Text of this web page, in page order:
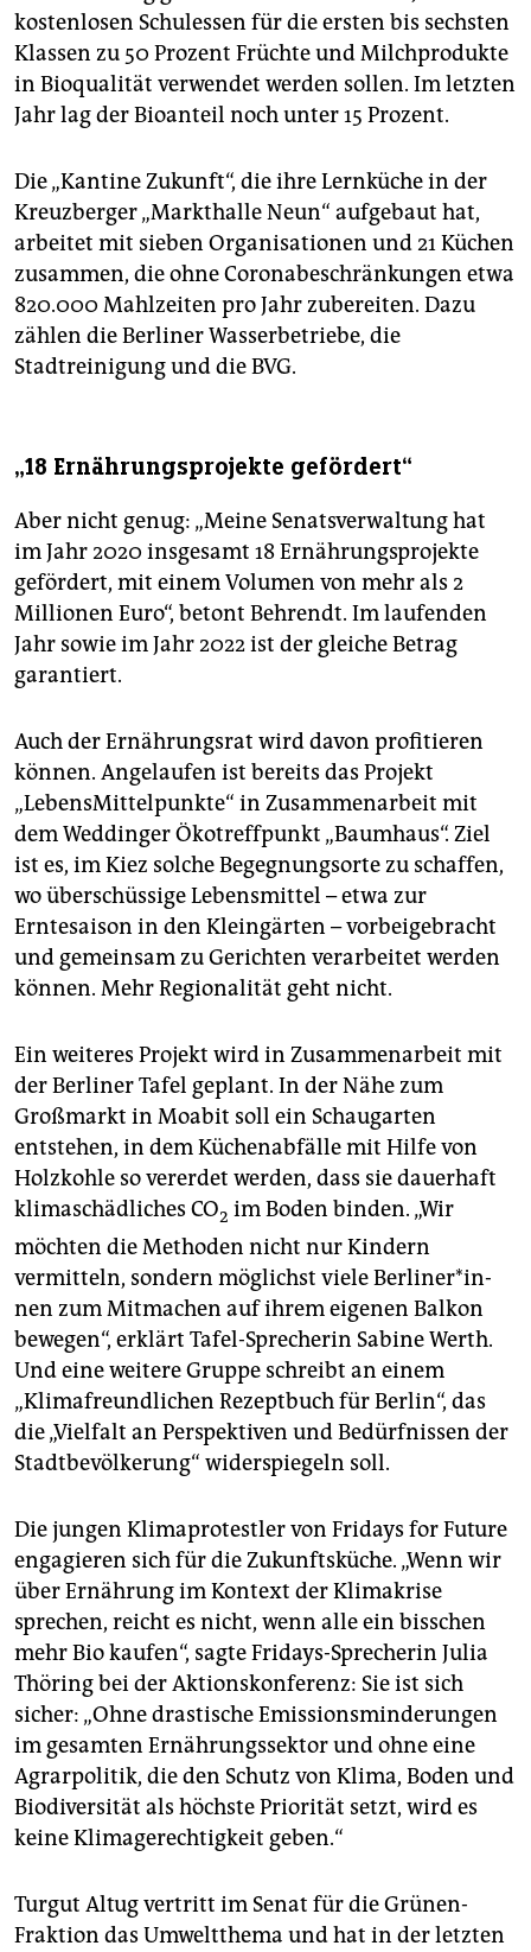
kostenlosen Schulessen für die ersten bis sechsten
Klassen zu 50 Prozent Früchte und Milchprodukte
in Bioqualität verwendet werden sollen. Im letzten
Jahr lag der Bioanteil noch unter 15 Prozent.
Die „Kantine Zukunft“, die ihre Lernküche in der
Kreuzberger „Markthalle Neun“ aufgebaut hat,
arbeitet mit sieben Organisationen und 21 Küchen
zusammen, die ohne Coronabeschränkungen etwa
820.000 Mahlzeiten pro Jahr zubereiten. Dazu
zählen die Berliner Wasserbetriebe, die
Stadtreinigung und die BVG.
„18 Ernährungsprojekte gefördert“
Aber nicht genug: „Meine Senatsverwaltung hat
im Jahr 2020 insgesamt 18 Ernährungsprojekte
gefördert, mit einem Volumen von mehr als 2
Millionen Euro“, betont Behrendt. Im laufenden
Jahr sowie im Jahr 2022 ist der gleiche Betrag
garantiert.
Auch der Ernährungsrat wird davon profitieren
können. Angelaufen ist bereits das Projekt
„LebensMittelpunkte“ in Zusammenarbeit mit
dem Weddinger Ökotreffpunkt „Baumhaus“. Ziel
ist es, im Kiez solche Begegnungsorte zu schaffen,
wo überschüssige Lebensmittel – etwa zur
Erntesaison in den Kleingärten – vorbeigebracht
und gemeinsam zu Gerichten verarbeitet werden
können. Mehr Regionalität geht nicht.
Ein weiteres Projekt wird in Zusammenarbeit mit
der Berliner Tafel geplant. In der Nähe zum
Großmarkt in Moabit soll ein Schaugarten
entstehen, in dem Küchenabfälle mit Hilfe von
Holzkohle so vererdet werden, dass sie dauerhaft
klimaschädliches CO2 im Boden binden. „Wir
möchten die Methoden nicht nur Kindern
vermitteln, sondern möglichst viele Ber­li­ne­r*in­
nen zum Mitmachen auf ihrem eigenen Balkon
bewegen“, erklärt Tafel-Sprecherin Sabine Werth.
Und eine weitere Gruppe schreibt an einem
„Klimafreundlichen Rezeptbuch für Berlin“, das
die „Vielfalt an Perspektiven und Bedürfnissen der
Stadtbevölkerung“ widerspiegeln soll.
Die jungen Klimaprotestler von Fridays for Future
engagieren sich für die Zukunftsküche. „Wenn wir
über Ernährung im Kontext der Klimakrise
sprechen, reicht es nicht, wenn alle ein bisschen
mehr Bio kaufen“, sagte Fridays-Sprecherin Julia
Thöring bei der Aktionskonferenz: Sie ist sich
sicher: „Ohne drastische Emissionsminderungen
im gesamten Ernährungssektor und ohne eine
Agrarpolitik, die den Schutz von Klima, Boden und
Biodiversität als höchste Priorität setzt, wird es
keine Klimagerechtigkeit geben.“
Turgut Altug vertritt im Senat für die Grünen-
Fraktion das Umweltthema und hat in der letzten